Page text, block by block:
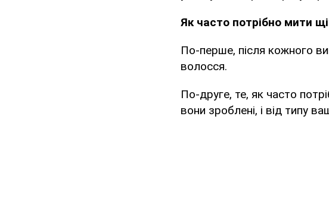
Як часто потрібно мити
По-перше, після кожного
волосся.
По-друге, те, як часто
вони зроблені, і від типу